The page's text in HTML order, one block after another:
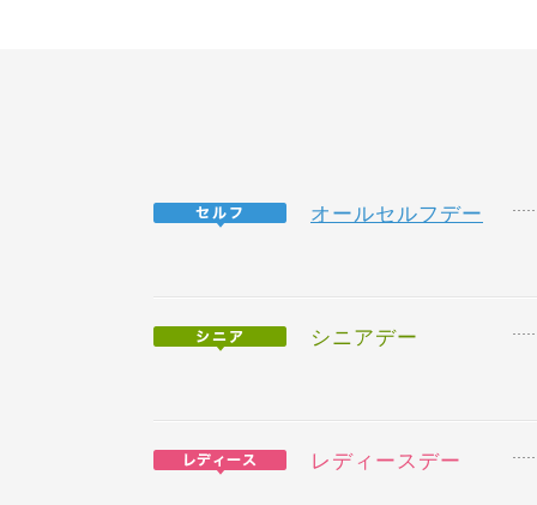
オールセルフデー
シニアデー
レディースデー